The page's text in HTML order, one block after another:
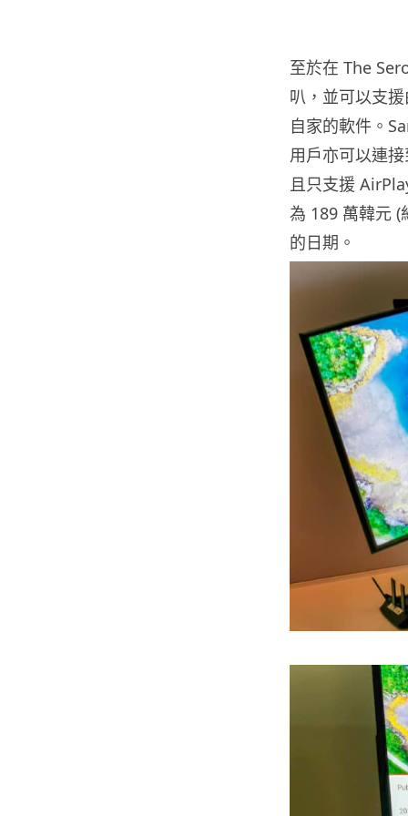
至於在 The
叭，並可以支
自家的軟件。
用戶亦可以連
且只支援
為 189 萬韓元 (
的日期。